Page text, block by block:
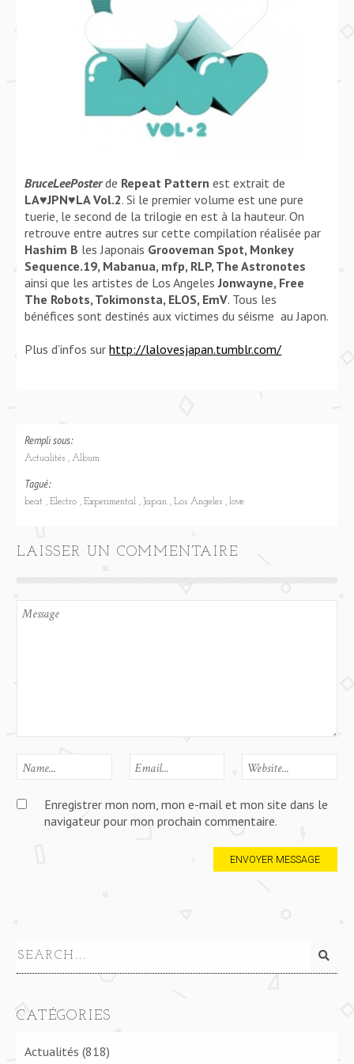
BruceLeePosterde Repeat Pattern est extrait de
LA♥JPN♥LA Vol.2. Si le premier volume est une pure
tuerie, le second de la trilogie en est à la hauteur. On
retrouve entre autres sur cette compilation réalisée par
Hashim B les Japonais Grooveman Spot, Monkey
Sequence.19, Mabanua, mfp, RLP, The Astronotes
ainsi que les artistes de Los AngelesJonwayne, Free
The Robots, Tokimonsta, ELOS, EmV. Tous les
bénéfices sont destinés aux victimes du séisme au Japon.
Plus d’infos surhttp://lalovesjapan.tumblr.com/
Rempli sous:
Actualités Album
Tagué:
beat Electro Experimental Japan Los Angeles love
LAISSER UN COMMENTAIRE
Enregistrer mon nom, mon e-mail et mon site dans le
navigateur pour mon prochain commentaire.
CATÉGORIES
Actualités (818)